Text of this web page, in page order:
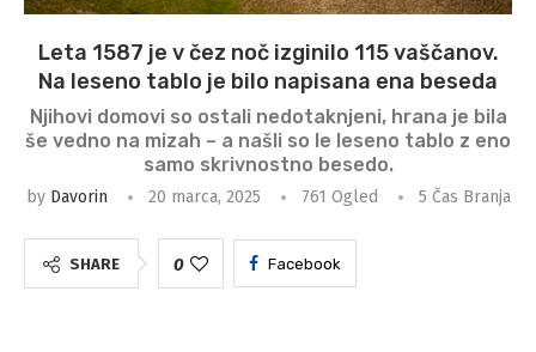
Leta 1587 je v čez noč izginilo 115 vaščanov.
Na leseno tablo je bilo napisana ena beseda
Njihovi domovi so ostali nedotaknjeni, hrana je bila
še vedno na mizah – a našli so le leseno tablo z eno
samo skrivnostno besedo.
by Davorin 20 marca, 2025 761 Ogled 5 Čas Branja
SHARE 0 Facebook